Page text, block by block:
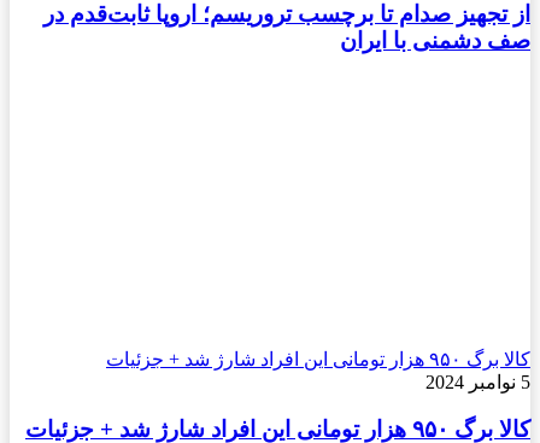
از تجهیز صدام تا برچسب تروریسم؛ اروپا ثابت‌قدم در
صف دشمنی با ایران
کالا برگ ۹۵۰ هزار تومانی این افراد شارژ شد + جزئیات
5 نوامبر 2024
کالا برگ ۹۵۰ هزار تومانی این افراد شارژ شد + جزئیات